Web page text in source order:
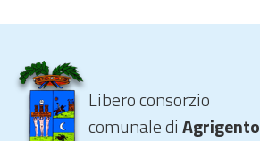
Libero consorzio
comunale diAgrigento